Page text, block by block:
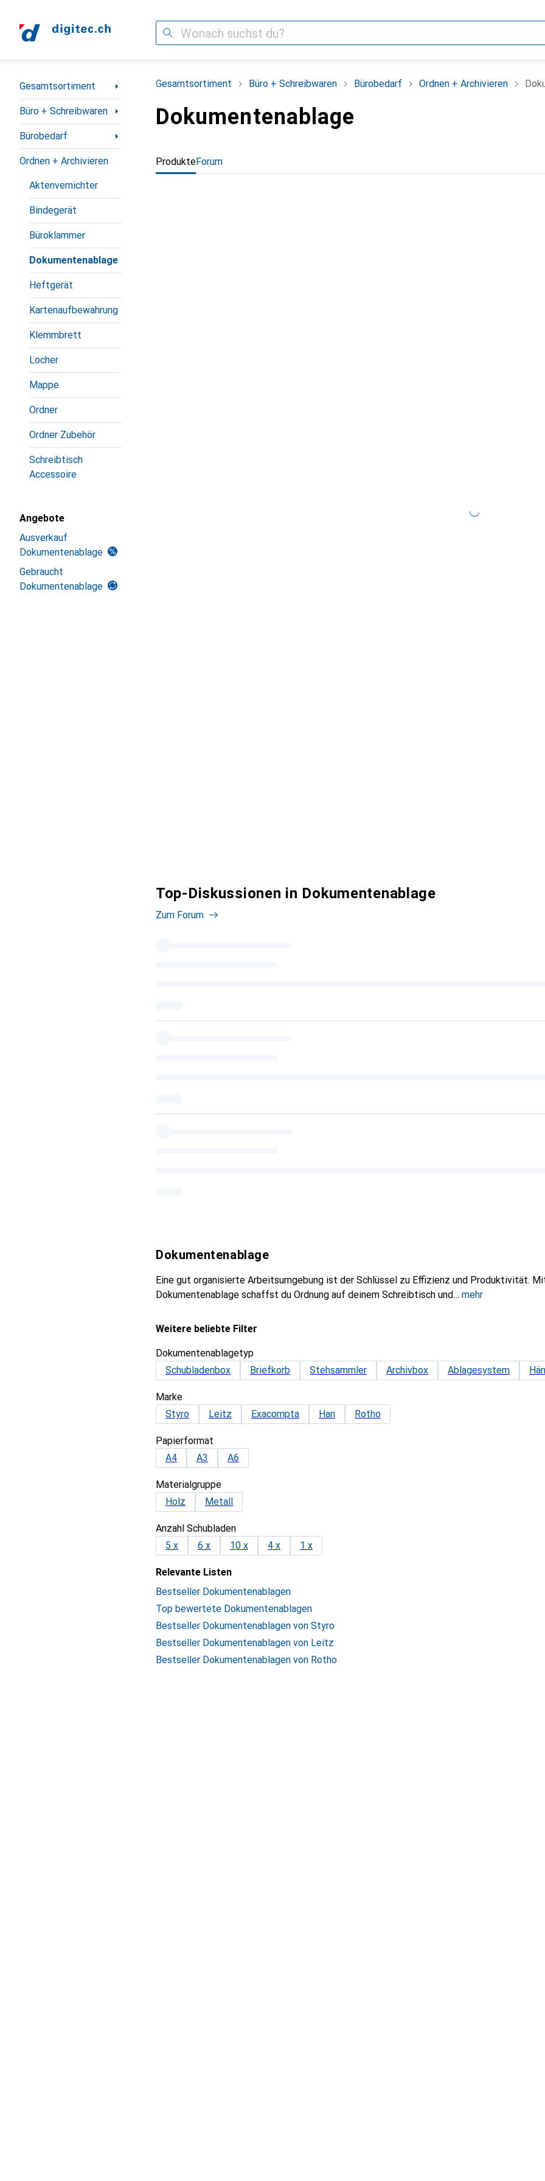
Suche
Navigation nach Kategorien
Gesamtsortiment
Büro + Schreibwaren
Bürobedarf
Ordnen + Archivieren
Aktenvernichter
Bindegerät
Büroklammer
Dokumentenablage
Heftgerät
Kartenaufbewahrung
Klemmbrett
Locher
Mappe
Ordner
Ordner Zubehör
Schreibtisch
Accessoire
Angebote
Ausverkauf
Dokumentenablage
Gebraucht
Dokumentenablage
Gesamtsortiment Büro + Schreibwaren Bürobedarf Ordnen + Archivieren
Dokumentenablage
ProdukteForum
Top-Diskussionen in Dokumentenablage
Zum Forum
Dokumentenablage
Eine gut organisierte Arbeitsumgebung ist der Schlüssel zu Effizienz und Produktivität.
Dokumentenablage schaffst du Ordnung auf deinem Schreibtisch und
mehr
Weitere beliebte Filter
Dokumentenablagetyp
Schubladenbox
Briefkorb Stehsammler Archivbox Ablagesystem
Marke
Styro
Leitz Exacompta Han Rotho
Papierformat
A4
A3 A6
Materialgruppe
Holz
Metall
Anzahl Schubladen
5 x
6 x 10 x 4 x 1 x
Relevante Listen
Bestseller Dokumentenablagen
Top bewertete Dokumentenablagen
Bestseller Dokumentenablagen von Styro
Bestseller Dokumentenablagen von Leitz
Bestseller Dokumentenablagen von Rotho